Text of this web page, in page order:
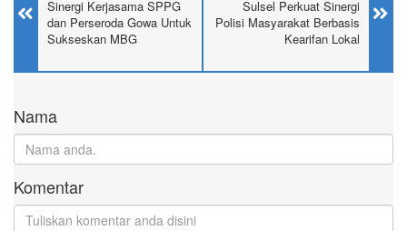
Sinergi Kerjasama SPPG
dan Perseroda Gowa Untuk
Sukseskan MBG
Sulsel Perkuat Sinergi
Polisi Masyarakat Berbasis
Kearifan Lokal
Nama
Komentar